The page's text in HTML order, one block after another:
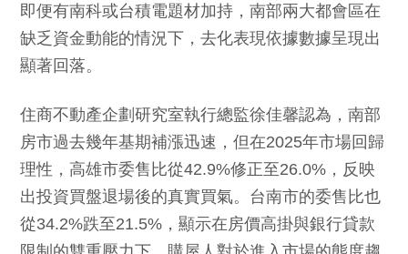
即便有南科或台積電題材加持，南部兩大都會區在
缺乏資金動能的情況下，去化表現依據數據呈現出
顯著回落。
住商不動產企劃研究室執行總監徐佳馨認為，南部
房市過去幾年基期補漲迅速，但在2025年市場回歸
理性，高雄市委售比從42.9%修正至26.0%，反映
出投資買盤退場後的真實買氣。台南市的委售比也
從34.2%跌至21.5%，顯示在房價高掛與銀行貸款